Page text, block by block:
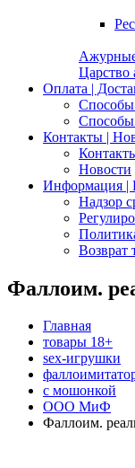
Ажурные
Царство
Оплата |
Способы
Контакты |
Новости
Информация |
Надзор
Возврат
Фаллоим.
Главная
товары 18+
sex-игрушки
с мошонкой
ООО МиФ
Фаллоим.